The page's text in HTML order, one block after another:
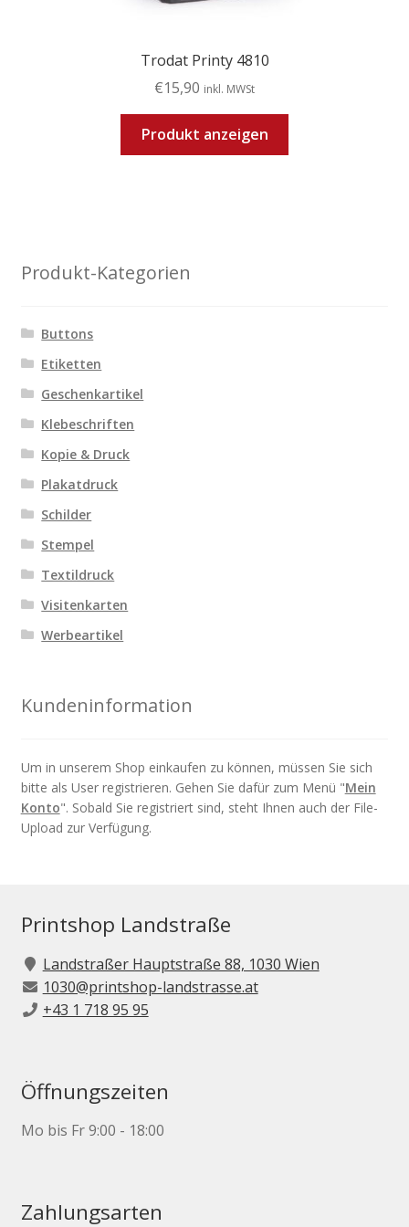
Trodat Printy 4810
€15,90 inkl. MWSt
Produkt anzeigen
Produkt-Kategorien
Buttons
Etiketten
Geschenkartikel
Klebeschriften
Kopie & Druck
Plakatdruck
Schilder
Stempel
Textildruck
Visitenkarten
Werbeartikel
Kundeninformation
Um in unserem Shop einkaufen zu können, müssen Sie sich
bitte als User registrieren. Gehen Sie dafür zum Menü "Mein
Konto". Sobald Sie registriert sind, steht Ihnen auch der File-
Upload zur Verfügung.
Printshop Landstraße
Landstraßer Hauptstraße 88, 1030 Wien
1030@printshop-landstrasse.at
+43 1 718 95 95
Öffnungszeiten
Mo bis Fr 9:00 - 18:00
Zahlungsarten